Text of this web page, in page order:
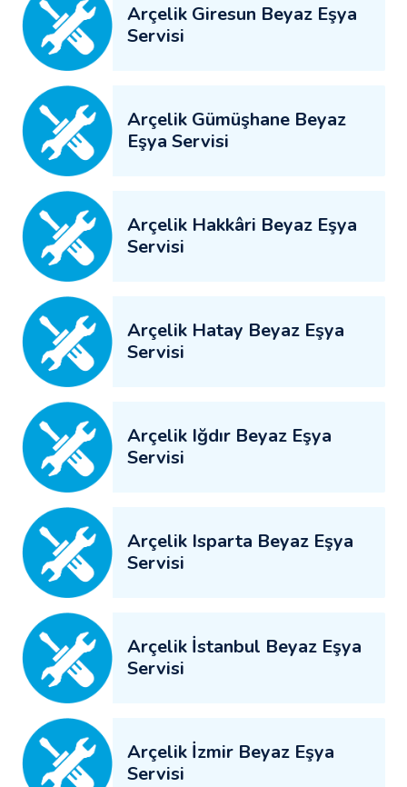
Arçelik Giresun Beyaz Eşya
Servisi
Arçelik Gümüşhane Beyaz
Eşya Servisi
Arçelik Hakkâri Beyaz Eşya
Servisi
Arçelik Hatay Beyaz Eşya
Servisi
Arçelik Iğdır Beyaz Eşya
Servisi
Arçelik Isparta Beyaz Eşya
Servisi
Arçelik İstanbul Beyaz Eşya
Servisi
Arçelik İzmir Beyaz Eşya
Servisi